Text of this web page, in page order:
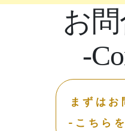
お
-
まずはお
-こちら